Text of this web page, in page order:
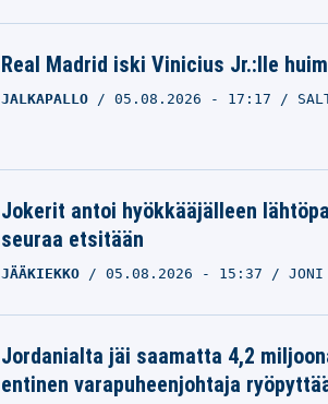
Real Madrid iski Vinicius Jr.:lle
JALKAPALLO 05.08.2026 - 17:17
Jokerit antoi hyökkääjälleen
seuraa etsitään
JÄÄKIEKKO 05.08.2026 - 15:37 JONI
Jordanialta jäi saamatta 4,2
entinen varapuheenjohtaja